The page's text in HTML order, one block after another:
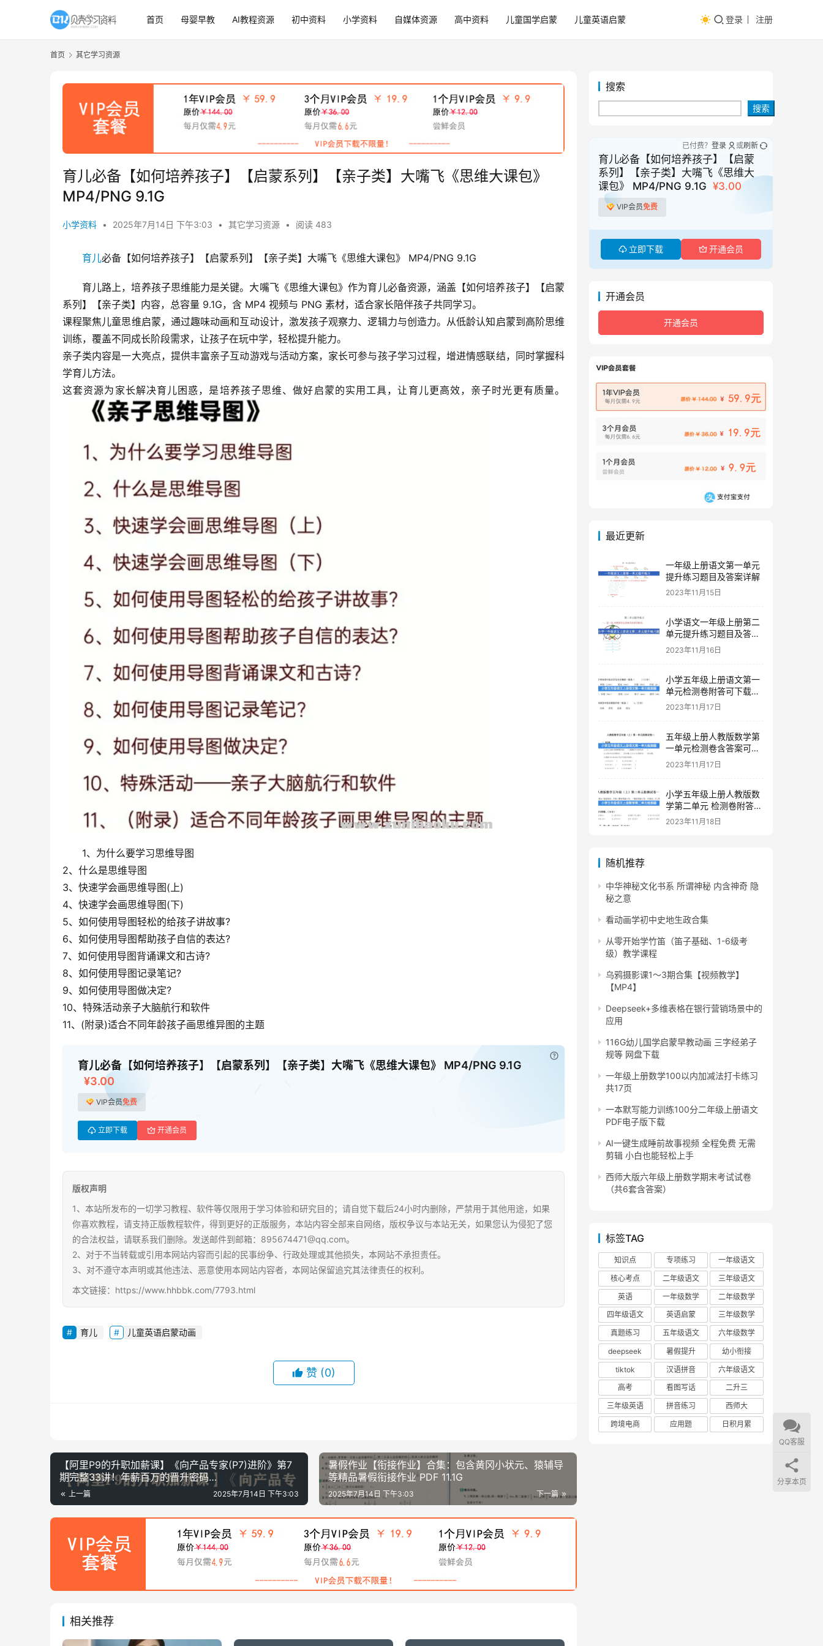
首页 母婴早教 AI教程资源 初中资料 小学资料 自媒体资源 高中资料 儿童国学启蒙 儿童英语启蒙 登录 注册
首页 其它学习资源
育儿必备【如何培养孩子】【启蒙系列】【亲子类】大嘴飞《思维大课包》
MP4/PNG 9.1G
小学资料 • 2025年7月14日 下午3:03 • 其它学习资源 • 阅读 483
育儿必备【如何培养孩子】【启蒙系列】【亲子类】大嘴飞《思维大课包》 MP4/PNG 9.1G
育儿路上，培养孩子思维能力是关键。大嘴飞《思维大课包》作为育儿必备资源，涵盖【如何培养孩子】【启蒙
系列】【亲子类】内容，总容量 9.1G，含 MP4 视频与 PNG 素材，适合家长陪伴孩子共同学习。​
课程聚焦儿童思维启蒙，通过趣味动画和互动设计，激发孩子观察力、逻辑力与创造力。从低龄认知启蒙到高阶思维
训练，覆盖不同成长阶段需求，让孩子在玩中学，轻松提升能力。​
亲子类内容是一大亮点，提供丰富亲子互动游戏与活动方案，家长可参与孩子学习过程，增进情感联结，同时掌握科
学育儿方法。​
这套资源为家长解决育儿困惑，是培养孩子思维、做好启蒙的实用工具，让育儿更高效，亲子时光更有质量。
1、为什么要学习思维导图
2、什么是思维导图
3、快速学会画思维导图(上)
4、快速学会画思维导图(下)
5、如何使用导图轻松的给孩子讲故事?
6、如何使用导图帮助孩子自信的表达?
7、如何使用导图背诵课文和古诗?
8、如何使用导图记录笔记?
9、如何使用导图做决定?
10、特殊活动亲子大脑航行和软件
11、(附录)适合不同年龄孩子画思维异图的主题
育儿必备【如何培养孩子】【启蒙系列】【亲子类】大嘴飞《思维大课包》 MP4/PNG 9.1G
¥3.00
VIP会员免费
立即下载 开通会员
或 刷新
版权声明
1、本站所发布的一切学习教程、软件等仅限用于学习体验和研究目的；请自觉下载后24小时内删除，严禁用于其他用途，如果
你喜欢教程，请支持正版教程软件，得到更好的正版服务，本站内容全部来自网络，版权争议与本站无关，如果您认为侵犯了您
的合法权益，请联系我们删除。发送邮件到邮箱：895674471@qq.com。
2、对于不当转载或引用本网站内容而引起的民事纷争、行政处理或其他损失，本网站不承担责任。
3、对不遵守本声明或其他违法、恶意使用本网站内容者，本网站保留追究其法律责任的权利。
本文链接：https://www.hhbbk.com/7793.html
育儿 儿童英语启蒙动画
赞 (0)
【阿里P9的升职加薪课】《向产品专家(P7)进阶》第7
期完整33讲！年薪百万的晋升密码…
上一篇 2025年7月14日 下午3:03
暑假作业【衔接作业】合集：包含黄冈小状元、猿辅导
等精品暑假衔接作业 PDF 11.1G
下一篇
2025年7月14日 下午3:03
相关推荐
搜索
搜索
育儿必备【如何培养孩子】【启蒙
系列】【亲子类】大嘴飞《思维大
课包》 MP4/PNG 9.1G ¥3.00
VIP会员免费
立即下载 开通会员
已付费？ 登录 或刷新
开通会员
开通会员
最近更新
一年级上册语文第一单元
提升练习题目及答案详解
2023年11月15日
小学语文一年级上册第二
单元提升练习题目及答案
下载
2023年11月16日
小学五年级上册语文第一
单元检测卷附答可下载打
印
2023年11月17日
五年级上册人教版数学第
一单元检测卷含答案可下
载打印
2023年11月17日
小学五年级上册人教版数
学第二单元 检测卷附答案
下载
2023年11月18日
随机推荐
中华神秘文化书系 所谓神秘 内含神奇 隐
秘之意
看动画学初中史地生政合集
从零开始学竹笛（笛子基础、1-6级考
级）教学课程
乌鸦摄影课1～3期合集【视频教学】
【MP4】
Deepseek+多维表格在银行营销场景中的
应用
116G幼儿国学启蒙早教动画 三字经弟子
规等 网盘下载
一年级上册数学100以内加减法打卡练习
共17页
一本默写能力训练100分二年级上册语文
PDF电子版下载
AI一键生成睡前故事视频 全程免费 无需
剪辑 小白也能轻松上手
西师大版六年级上册数学期末考试试卷
（共6套含答案）
标签TAG
知识点 专项练习
一年级语文
核心考点
二年级语文
三年级语文
英语
一年级数学
二年级数学
四年级语文
英语启蒙
三年级数学
真题练习
五年级语文
六年级数学
deepseek
暑假提升
幼小衔接
tiktok
汉语拼音
六年级语文
高考
看图写话
二升三
三年级英语
拼音练习
西师大
跨境电商
应用题
日积月累
QQ客服
分享本页